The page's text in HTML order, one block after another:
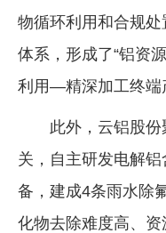
物循环利用和合规
体系，形成了“铝资
利用—精深加工终端
此外，云铝股
关，自主研发电解
备，建成4条雨水除
化物去除难度高、